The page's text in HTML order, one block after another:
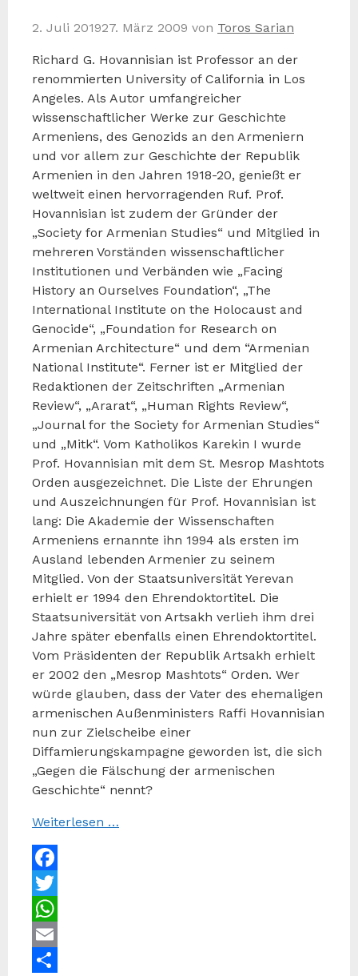
2. Juli 201927. März 2009 von Toros Sarian
Richard G. Hovannisian ist Professor an der
renommierten University of California in Los
Angeles. Als Autor umfangreicher
wissenschaftlicher Werke zur Geschichte
Armeniens, des Genozids an den Armeniern
und vor allem zur Geschichte der Republik
Armenien in den Jahren 1918-20, genießt er
weltweit einen hervorragenden Ruf. Prof.
Hovannisian ist zudem der Gründer der
„Society for Armenian Studies“ und Mitglied in
mehreren Vorständen wissenschaftlicher
Institutionen und Verbänden wie „Facing
History an Ourselves Foundation“, „The
International Institute on the Holocaust and
Genocide“, „Foundation for Research on
Armenian Architecture“ und dem “Armenian
National Institute“. Ferner ist er Mitglied der
Redaktionen der Zeitschriften „Armenian
Review“, „Ararat“, „Human Rights Review“,
„Journal for the Society for Armenian Studies“
und „Mitk“. Vom Katholikos Karekin I wurde
Prof. Hovannisian mit dem St. Mesrop Mashtots
Orden ausgezeichnet. Die Liste der Ehrungen
und Auszeichnungen für Prof. Hovannisian ist
lang: Die Akademie der Wissenschaften
Armeniens ernannte ihn 1994 als ersten im
Ausland lebenden Armenier zu seinem
Mitglied. Von der Staatsuniversität Yerevan
erhielt er 1994 den Ehrendoktortitel. Die
Staatsuniversität von Artsakh verlieh ihm drei
Jahre später ebenfalls einen Ehrendoktortitel.
Vom Präsidenten der Republik Artsakh erhielt
er 2002 den „Mesrop Mashtots“ Orden. Wer
würde glauben, dass der Vater des ehemaligen
armenischen Außenministers Raffi Hovannisian
nun zur Zielscheibe einer
Diffamierungskampagne geworden ist, die sich
„Gegen die Fälschung der armenischen
Geschichte“ nennt?
Weiterlesen …
Facebook
Twitter
WhatsApp
Email